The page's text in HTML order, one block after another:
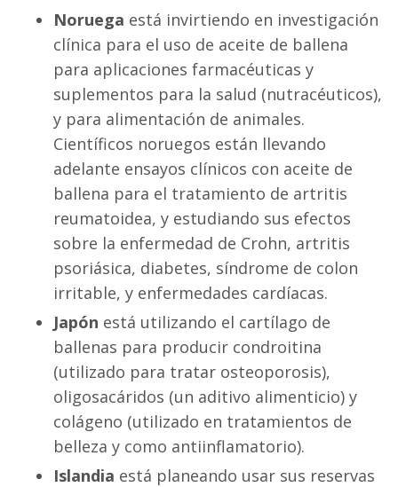
Noruega está invirtiendo en investigación
clínica para el uso de aceite de ballena
para aplicaciones farmacéuticas y
suplementos para la salud (nutracéuticos),
y para alimentación de animales.
Científicos noruegos están llevando
adelante ensayos clínicos con aceite de
ballena para el tratamiento de artritis
reumatoidea, y estudiando sus efectos
sobre la enfermedad de Crohn, artritis
psoriásica, diabetes, síndrome de colon
irritable, y enfermedades cardíacas.
Japón está utilizando el cartílago de
ballenas para producir condroitina
(utilizado para tratar osteoporosis),
oligosacáridos (un aditivo alimenticio) y
colágeno (utilizado en tratamientos de
belleza y como antiinflamatorio).
Islandia está planeando usar sus reservas